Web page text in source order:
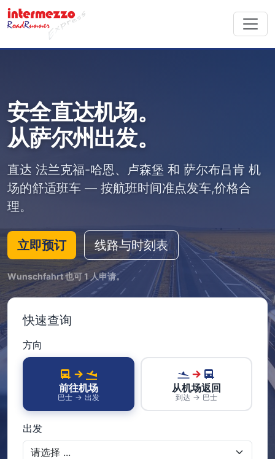
安全直达机场。
从萨尔州出发。
直达 法兰克福-哈恩、 卢森堡 和 萨尔布吕肯 机
场的舒适班车 — 按航班时间准点发车,价格合
理。
立即预订 线路与时刻表
Wunschfahrt 也可 1 人申请。
快速查询
方向
前往机场
巴士 → 出发
从机场返回
到达 → 巴士
出发